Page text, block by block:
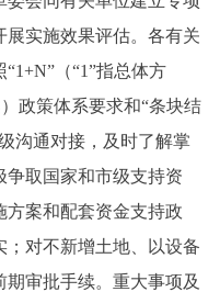
展实施效果评估。各有关
（“1”指总体方
政策体系要求和“条块结
沟通对接，及时了解掌
争取国家和市级支持资
方案和配套资金支持政
对不新增土地、以设备
审批手续。重大事项及